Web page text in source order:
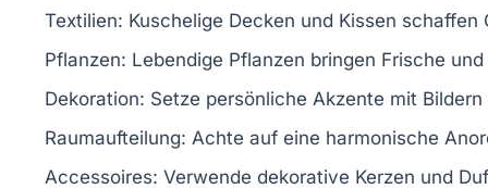
Textilien: Kuschelige Decken und Kissen schaffen
Pflanzen: Lebendige Pflanzen bringen Frische
Dekoration: Setze persönliche Akzente mit
Raumaufteilung: Achte auf eine harmonische
Accessoires: Verwende dekorative Kerzen und